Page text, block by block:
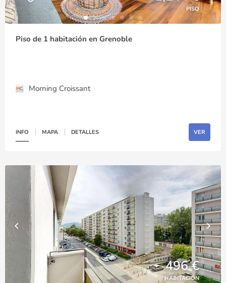
PISO
Piso de 1 habitación en Grenoble
Morning Croissant
INFO MAPA DETALLES VER
496 €
HABITACIÓN